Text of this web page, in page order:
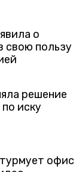
о
свою пользу
решение
по иску
офис